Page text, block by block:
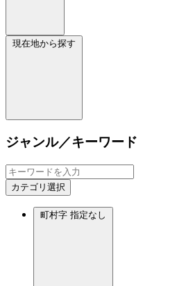
現在地から探す
ジャンル／キーワード
カテゴリ選択
町村字 指定なし